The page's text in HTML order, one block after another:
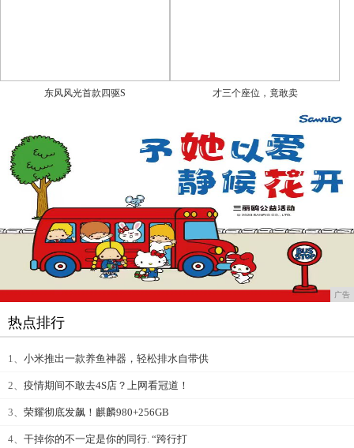
东风风光首款四驱S 才三个座位，竟敢卖
广告
热点排行
1、 小米推出一款养鱼神器，轻松排水自带供
2、 疫情期间不敢去4S店？上网看冠道！
3、 荣耀彻底发飙！麒麟980+256GB
4、 干掉你的不一定是你的同行. “跨行打